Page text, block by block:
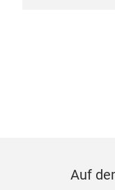
Auf